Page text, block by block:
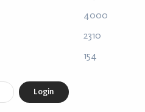
4000
2310
154
Login